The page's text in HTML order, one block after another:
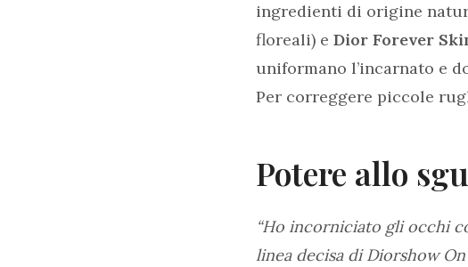
ingredienti di origine
floreali) e Dior Forever
uniformano l’incarnato e
Per correggere piccole
Potere allo
“Ho incorniciato gli occhi
linea decisa di Diorshow